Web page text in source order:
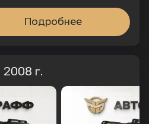
Подробнее
2008 г.